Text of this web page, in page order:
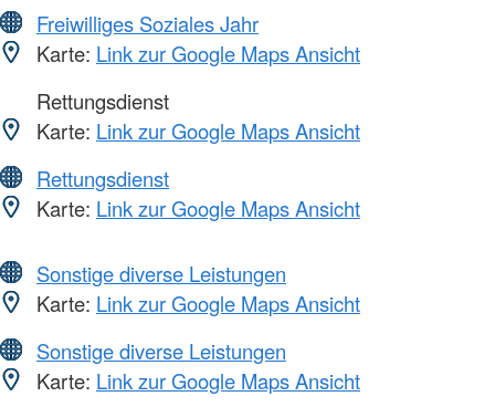
Freiwilliges Soziales Jahr
Karte: Link zur Google Maps Ansicht
Rettungsdienst
Karte: Link zur Google Maps Ansicht
Rettungsdienst
Karte: Link zur Google Maps Ansicht
Sonstige diverse Leistungen
Karte: Link zur Google Maps Ansicht
Sonstige diverse Leistungen
Karte: Link zur Google Maps Ansicht